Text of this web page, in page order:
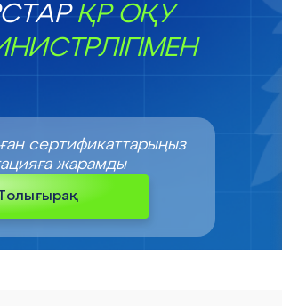
ҚР ОҚУ
сертификаттарыңыз
жарамды